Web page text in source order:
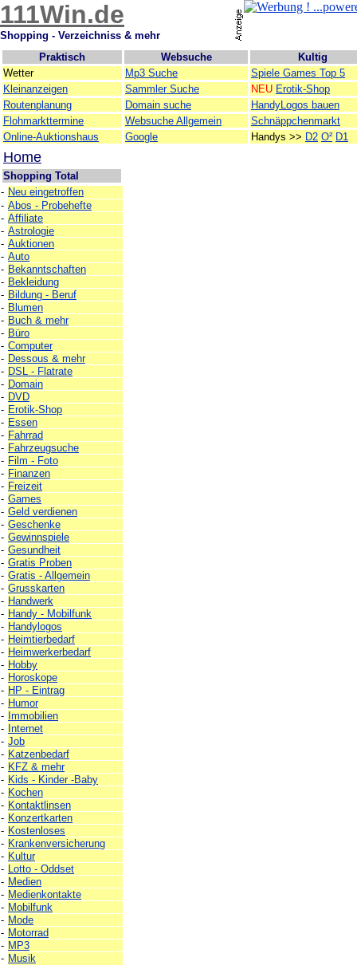
111Win.de
Shopping - Verzeichniss & mehr
Praktisch
Websuche
Kultig
Wetter
Mp3 Suche
Spiele Games Top 5
Kleinanzeigen
Sammler Suche NEU Erotik-Shop
Routenplanung
Domain suche
HandyLogos bauen
Flohmarkttermine
Websuche Allgemein
Schnäppchenmarkt
Online-Auktionshaus
Google Handys >> D2 O² D1
Home
Shopping Total
- Neu eingetroffen
- Abos - Probehefte
- Affiliate
- Astrologie
- Auktionen
- Auto
- Bekanntschaften
- Bekleidung
- Bildung - Beruf
- Blumen
- Buch & mehr
- Büro
- Computer
- Dessous & mehr
- DSL - Flatrate
- Domain
- DVD
- Erotik-Shop
- Essen
- Fahrrad
- Fahrzeugsuche
- Film - Foto
- Finanzen
- Freizeit
- Games
- Geld verdienen
- Geschenke
- Gewinnspiele
- Gesundheit
- Gratis Proben
- Gratis - Allgemein
- Grusskarten
- Handwerk
- Handy - Mobilfunk
- Handylogos
- Heimtierbedarf
- Heimwerkerbedarf
- Hobby
- Horoskope
- HP - Eintrag
- Humor
- Immobilien
- Internet
- Job
- Katzenbedarf
- KFZ & mehr
- Kids - Kinder -Baby
- Kochen
- Kontaktlinsen
- Konzertkarten
- Kostenloses
- Krankenversicherung
- Kultur
- Lotto - Oddset
- Medien
- Medienkontakte
- Mobilfunk
- Mode
- Motorrad
- MP3
- Musik